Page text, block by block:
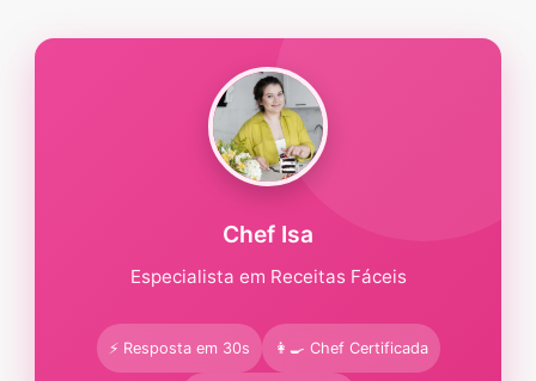
Chef Isa
Especialista em Receitas Fáceis
⚡ Resposta em 30s 👩‍🍳 Chef Certificada